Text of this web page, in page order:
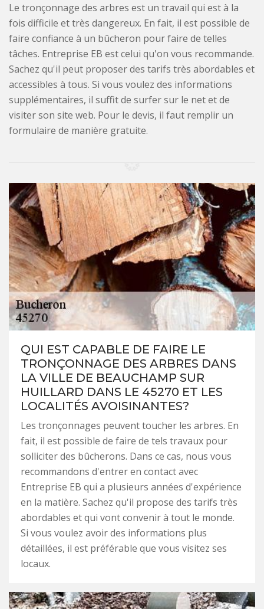
Le tronçonnage des arbres est un travail qui est à la
fois difficile et très dangereux. En fait, il est possible de
faire confiance à un bûcheron pour faire de telles
tâches. Entreprise EB est celui qu'on vous recommande.
Sachez qu'il peut proposer des tarifs très abordables et
accessibles à tous. Si vous voulez des informations
supplémentaires, il suffit de surfer sur le net et de
visiter son site web. Pour le devis, il faut remplir un
formulaire de manière gratuite.
QUI EST CAPABLE DE FAIRE LE
TRONÇONNAGE DES ARBRES DANS
LA VILLE DE BEAUCHAMP SUR
HUILLARD DANS LE 45270 ET LES
LOCALITÉS AVOISINANTES?
Les tronçonnages peuvent toucher les arbres. En
fait, il est possible de faire de tels travaux pour
solliciter des bûcherons. Dans ce cas, nous vous
recommandons d'entrer en contact avec
Entreprise EB qui a plusieurs années d'expérience
en la matière. Sachez qu'il propose des tarifs très
abordables et qui vont convenir à tout le monde.
Si vous voulez avoir des informations plus
détaillées, il est préférable que vous visitez ses
locaux.